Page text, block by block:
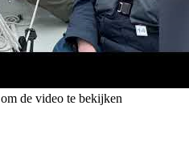
om de video te bekijken